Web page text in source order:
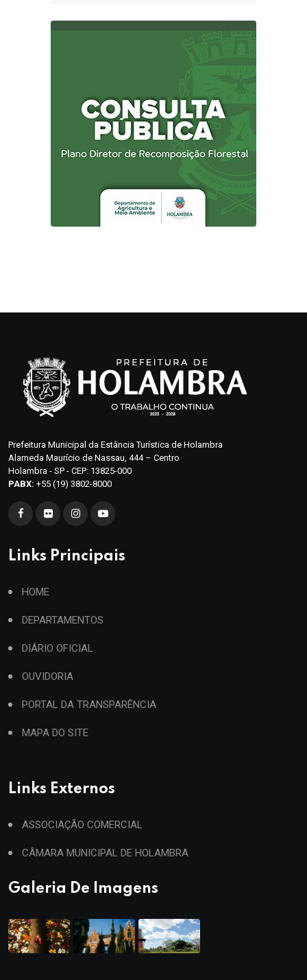
Prefeitura Municipal da Estância Turística de Holambra
Alameda Maurício de Nassau, 444 – Centro
Holambra - SP - CEP: 13825-000
PABX: +55 (19) 3802-8000
Links Principais
HOME
DEPARTAMENTOS
DIÁRIO OFICIAL
OUVIDORIA
PORTAL DA TRANSPARÊNCIA
MAPA DO SITE
Links Externos
ASSOCIAÇÃO COMERCIAL
CÂMARA MUNICIPAL DE HOLAMBRA
Galeria De Imagens